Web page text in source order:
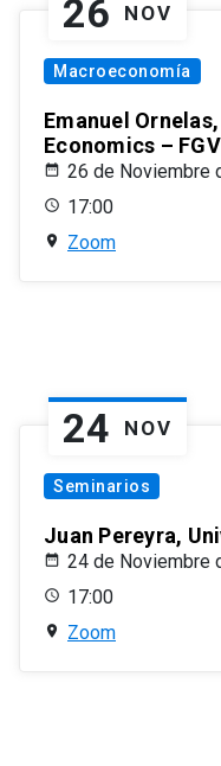
26 NOV
Macroeconomía
Emanuel
Economics – FGV
26 de Noviembre
17:00
Zoom
24 NOV
Seminarios
Juan Pereyra,
24 de Noviembre
17:00
Zoom